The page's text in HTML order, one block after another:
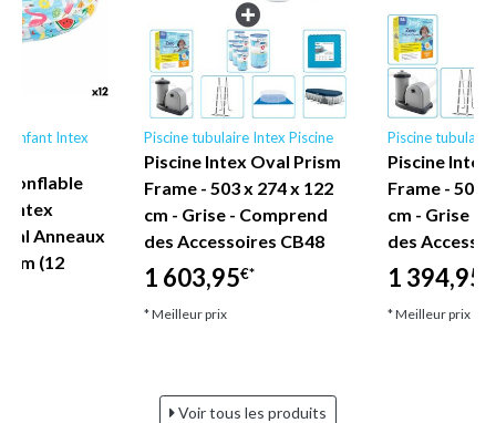
enfant Intex
gonflable
Intex
Anneaux
cm (12
Piscine tubulaire Intex Piscine
Piscine Intex Oval Prism
Frame - 503 x 274 x 122
cm - Grise - Comprend
des Accessoires CB48
1 603,95€*
* Meilleur prix
Piscine
Piscine
Frame - 503
cm - Grise -
des
1 394,95
* Meilleur prix
Voir tous les produits